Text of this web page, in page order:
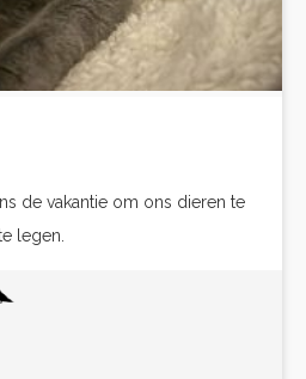
de vakantie om ons dieren te
legen.